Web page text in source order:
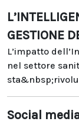
GESTIONE
L’impatto
nel settore
Social